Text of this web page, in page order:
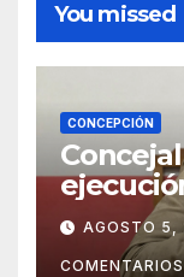
You missed
CONCEPCIÓN
pide
AGOSTO
COMENTARIOS